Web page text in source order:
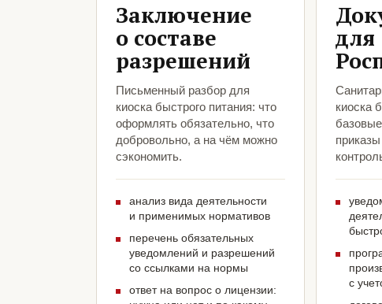
Заключение
о составе
разрешений
Письменный разбор для
киоска быстрого питания: что
оформлять обязательно, что
добровольно, а на чём можно
сэкономить.
анализ вида деятельности
и применимых нормативов
перечень обязательных
уведомлений и разрешений
со ссылками на нормы
ответ на вопрос о лицензии:
для
киоска
с